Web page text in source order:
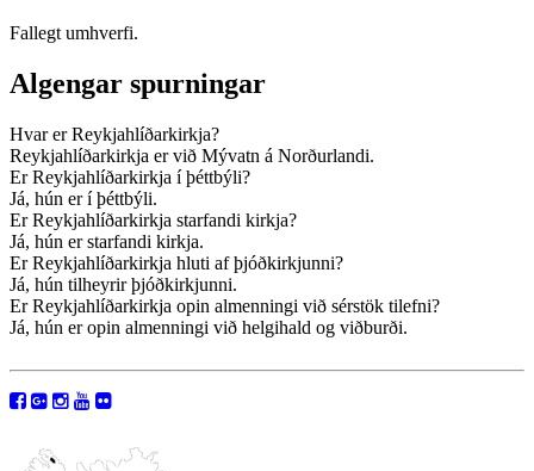
Fallegt umhverfi.
Algengar spurningar
Hvar er Reykjahlíðarkirkja?
Reykjahlíðarkirkja er við Mývatn á Norðurlandi.
Er Reykjahlíðarkirkja í þéttbýli?
Já, hún er í þéttbýli.
Er Reykjahlíðarkirkja starfandi kirkja?
Já, hún er starfandi kirkja.
Er Reykjahlíðarkirkja hluti af þjóðkirkjunni?
Já, hún tilheyrir þjóðkirkjunni.
Er Reykjahlíðarkirkja opin almenningi við sérstök tilefni?
Já, hún er opin almenningi við helgihald og viðburði.